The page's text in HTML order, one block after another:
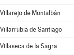
Villarejo de Montalbán
Villarrubia de Santiago
Villaseca de la Sagra